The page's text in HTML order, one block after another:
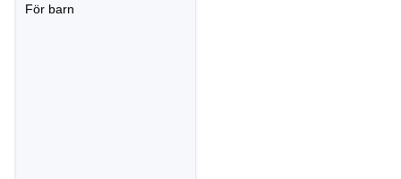
För barn